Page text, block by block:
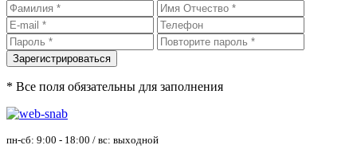
* Все поля обязательны для заполнения
пн-сб: 9:00 - 18:00 / вс: выходной